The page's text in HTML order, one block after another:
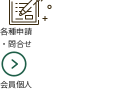
各種申請
・問合せ
会員個人